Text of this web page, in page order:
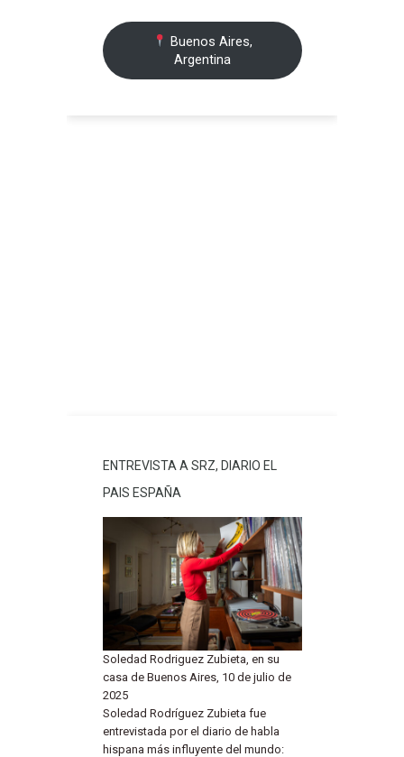
Buenos Aires,
Argentina
ENTREVISTA A SRZ, DIARIO EL
PAIS ESPAÑA
Soledad Rodriguez Zubieta, en su
casa de Buenos Aires, 10 de julio de
2025
Soledad Rodríguez Zubieta fue
entrevistada por el diario de habla
hispana más influyente del mundo: